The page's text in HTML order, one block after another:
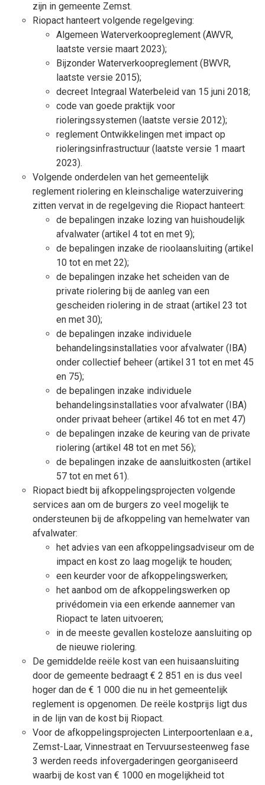
zijn in gemeente Zemst.
Riopact hanteert volgende regelgeving:
Algemeen Waterverkoopreglement (AWVR,
laatste versie maart 2023);
Bijzonder Waterverkoopreglement (BWVR,
laatste versie 2015);
decreet Integraal Waterbeleid van 15 juni 2018;
code van goede praktijk voor
rioleringssystemen (laatste versie 2012);
reglement Ontwikkelingen met impact op
rioleringsinfrastructuur (laatste versie 1 maart
2023).
Volgende onderdelen van het gemeentelijk
reglement riolering en kleinschalige waterzuivering
zitten vervat in de regelgeving die Riopact hanteert:
de bepalingen inzake lozing van huishoudelijk
afvalwater (artikel 4 tot en met 9);
de bepalingen inzake de rioolaansluiting (artikel
10 tot en met 22);
de bepalingen inzake het scheiden van de
private riolering bij de aanleg van een
gescheiden riolering in de straat (artikel 23 tot
en met 30);
de bepalingen inzake individuele
behandelingsinstallaties voor afvalwater (IBA)
onder collectief beheer (artikel 31 tot en met 45
en 75);
de bepalingen inzake individuele
behandelingsinstallaties voor afvalwater (IBA)
onder privaat beheer (artikel 46 tot en met 47)
de bepalingen inzake de keuring van de private
riolering (artikel 48 tot en met 56);
de bepalingen inzake de aansluitkosten (artikel
57 tot en met 61).
Riopact biedt bij afkoppelingsprojecten volgende
services aan om de burgers zo veel mogelijk te
ondersteunen bij de afkoppeling van hemelwater van
afvalwater:
het advies van een afkoppelingsadviseur om de
impact en kost zo laag mogelijk te houden;
een keurder voor de afkoppelingswerken;
het aanbod om de afkoppelingswerken op
privédomein via een erkende aannemer van
Riopact te laten uitvoeren;
in de meeste gevallen kosteloze aansluiting op
de nieuwe riolering.
De gemiddelde reële kost van een huisaansluiting
door de gemeente bedraagt € 2 851 en is dus veel
hoger dan de € 1 000 die nu in het gemeentelijk
reglement is opgenomen. De reële kostprijs ligt dus
in de lijn van de kost bij Riopact.
Voor de afkoppelingsprojecten Linterpoortenlaan e.a.,
Zemst-Laar, Vinnestraat en Tervuursesteenweg fase
3 werden reeds infovergaderingen georganiseerd
waarbij de kost van € 1000 en mogelijkheid tot